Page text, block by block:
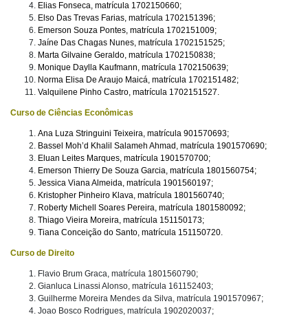
Elias Fonseca, matrícula 1702150660;
Elso Das Trevas Farias, matrícula 1702151396;
Emerson Souza Pontes, matrícula 1702151009;
Jaíne Das Chagas Nunes, matrícula 1702151525;
Marta Gilvaine Geraldo, matrícula 1702150838;
Monique Daylla Kaufmann, matrícula 1702150639;
Norma Elisa De Araujo Maicá, matrícula 1702151482;
Valquilene Pinho Castro, matrícula 1702151527.
Curso de Ciências Econômicas
Ana Luza Stringuini Teixeira, matrícula 901570693;
Bassel Moh’d Khalil Salameh Ahmad, matrícula 1901570690;
Eluan Leites Marques, matrícula 1901570700;
Emerson Thierry De Souza Garcia, matrícula 1801560754;
Jessica Viana Almeida, matrícula 1901560197;
Kristopher Pinheiro Klava, matrícula 1801560740;
Roberty Michell Soares Pereira, matrícula 1801580092;
Thiago Vieira Moreira, matrícula 151150173;
Tiana Conceição do Santo, matrícula 151150720.
Curso de Direito
Flavio Brum Graca, matrícula 1801560790;
Gianluca Linassi Alonso, matrícula 161152403;
Guilherme Moreira Mendes da Silva, matrícula 1901570967;
Joao Bosco Rodrigues, matrícula 1902020037;